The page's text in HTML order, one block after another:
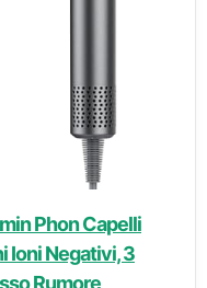
Phon Capelli
Ioni Negativi, 3